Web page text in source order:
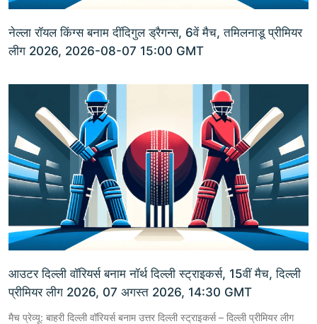
नेल्ला रॉयल किंग्स बनाम दींदिगुल ड्रैगन्स, 6वें मैच, तमिलनाडू प्रीमियर
लीग 2026, 2026-08-07 15:00 GMT
आउटर दिल्ली वॉरियर्स बनाम नॉर्थ दिल्ली स्ट्राइकर्स, 15वीं मैच, दिल्ली
प्रीमियर लीग 2026, 07 अगस्त 2026, 14:30 GMT
मैच प्रेव्यू: बाहरी दिल्ली वॉरियर्स बनाम उत्तर दिल्ली स्ट्राइकर्स – दिल्ली प्रीमियर लीग